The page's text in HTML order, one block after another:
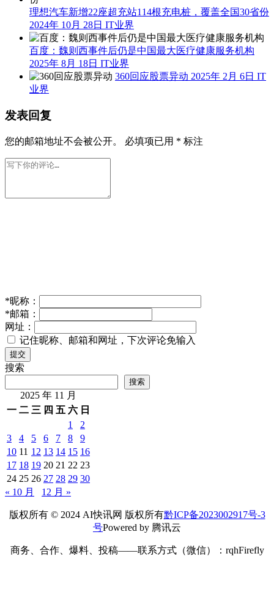
理想汽车新增22座超充站114根充电桩，覆盖全国30省份
2024年 10月 28日 IT业界
百度：魏则西事件后仍是中国最大医疗健康服务机构
2025年 8月 18日 IT业界
360回应股票异动 2025年 2月 6日 IT
业界
发表回复
您的邮箱地址不会被公开。 必填项已用 * 标注
*昵称：
*邮箱：
网址：
记住昵称、邮箱和网址，下次评论免输入
提交
搜索
搜索
2025 年 11 月
一 二 三 四 五 六 日
1
2
3
4 5 6 7 8
9
10 11 12 13 14 15 16
17 18 19 20 21 22 23
24 25 26 27 28 29 30
« 10 月
12 月 »
版权所有 © 2024 AI快讯网 版权所有黔ICP备2023002917号-3
号Powered by 腾讯云
商务、合作、爆料、投稿——联系方式（微信）：rqhFirefly